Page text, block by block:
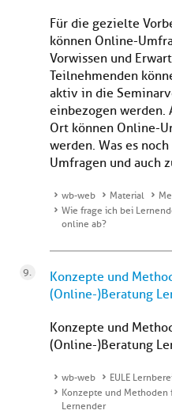
Für die gezielte
können Online-
Vorwissen und
Teilnehmenden
aktiv in die
einbezogen werden.
Ort können Online-
werden. Was es
Umfragen und auch
wb-web Material
Wie frage ich bei
online ab?
Konzepte und
(Online-)Beratung
Konzepte und
(Online-)Beratung
wb-web EULE
Konzepte und
Lernender